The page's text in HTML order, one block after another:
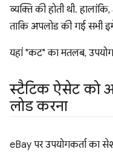
व्यक्ति की होती थी.
ताकि अपलोड की गई सभी
यहां "कट" का मतलब,
स्टैटिक ऐसेट को
लोड करना
eBay पर उपयोगकर्ता का